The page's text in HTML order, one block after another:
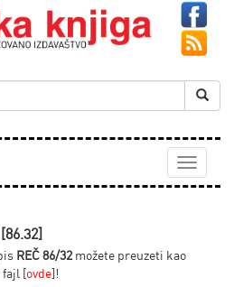
Toggle
REČ 86/32 možete preuzeti kao
fajl [ovde]!